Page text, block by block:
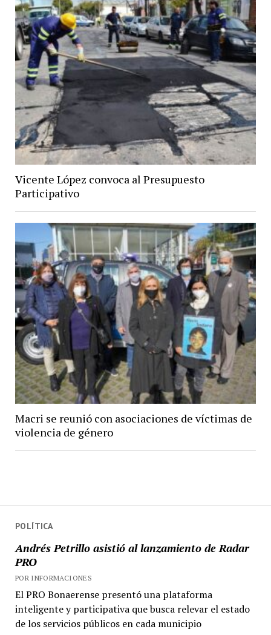
POLÍTICA
Andrés Petrillo asistió al lanzamiento de Radar
PRO
POR INFORMACIONES
El PRO Bonaerense presentó una plataforma
inteligente y participativa que busca relevar el estado
de los servicios públicos en cada municipio
Vicente López convoca al Presupuesto
Participativo
Macri se reunió con asociaciones de víctimas de
violencia de género